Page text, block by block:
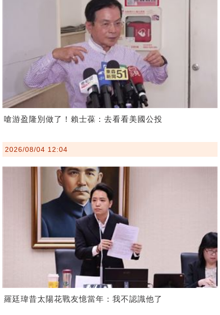
嗆游盈隆別做了！賴士葆：去看看美國公投
2026/08/04 12:04
羅廷瑋昔太陽花戰友憶當年：我不認識他了